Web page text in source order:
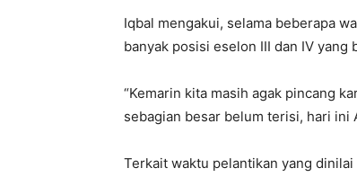
Iqbal mengakui, selama beberapa
banyak posisi eselon III dan IV yang
“Kemarin kita masih agak pincang
sebagian besar belum terisi, hari ini
Terkait waktu pelantikan yang